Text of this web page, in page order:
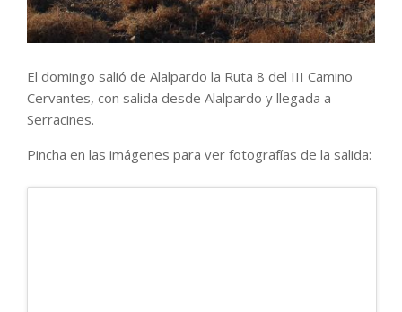
El domingo salió de Alalpardo la Ruta 8 del III Camino
Cervantes, con salida desde Alalpardo y llegada a
Serracines.
Pincha en las imágenes para ver fotografías de la salida: